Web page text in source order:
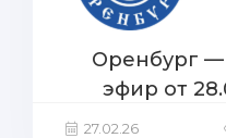
Оренбург
эфир от
27.02.26